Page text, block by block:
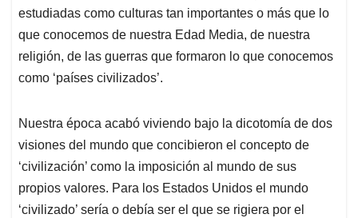
estudiadas como culturas tan importantes o más que lo
que conocemos de nuestra Edad Media, de nuestra
religión, de las guerras que formaron lo que conocemos
como ‘países civilizados’.
Nuestra época acabó viviendo bajo la dicotomía de dos
visiones del mundo que concibieron el concepto de
‘civilización’ como la imposición al mundo de sus
propios valores. Para los Estados Unidos el mundo
‘civilizado’ sería o debía ser el que se rigiera por el